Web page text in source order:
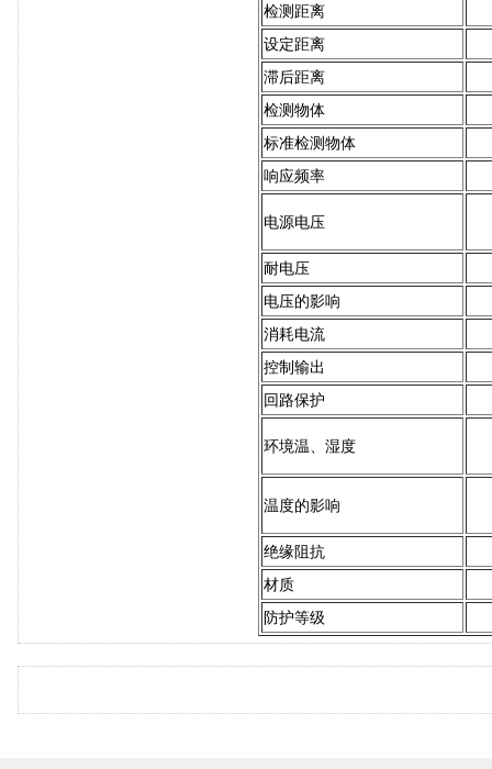
检测距离
设定距离
滞后距离
检测物体
标准检测物体
响应频率
电源电压
耐电压
电压的影响
消耗电流
控制输出
回路保护
环境温、湿度
温度的影响
绝缘阻抗
材质
防护等级